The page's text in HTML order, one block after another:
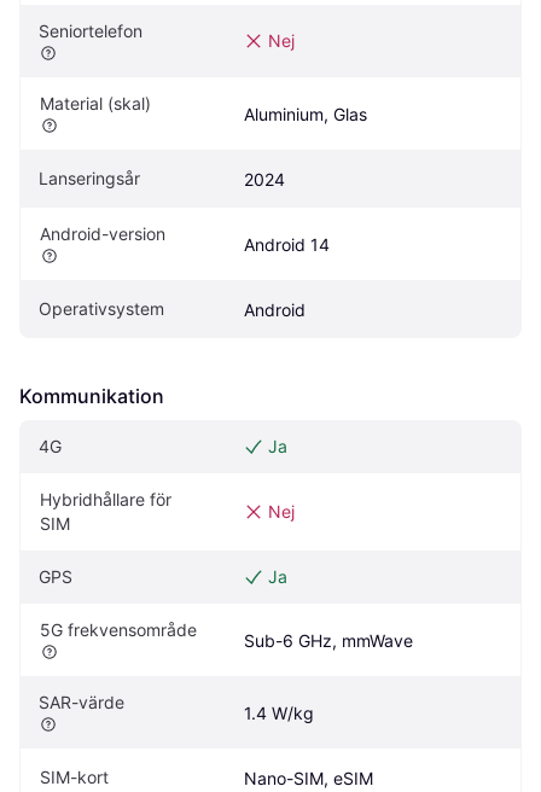
Seniortelefon Nej
Material (skal)
Aluminium, Glas
Lanseringsår 2024
Android-version
Android 14
Operativsystem Android
Kommunikation
4G Ja
Hybridhållare för
SIM
Nej
GPS Ja
5G frekvensområde
Sub-6 GHz, mmWave
SAR-värde
1.4 W/kg
SIM-kort Nano-SIM, eSIM